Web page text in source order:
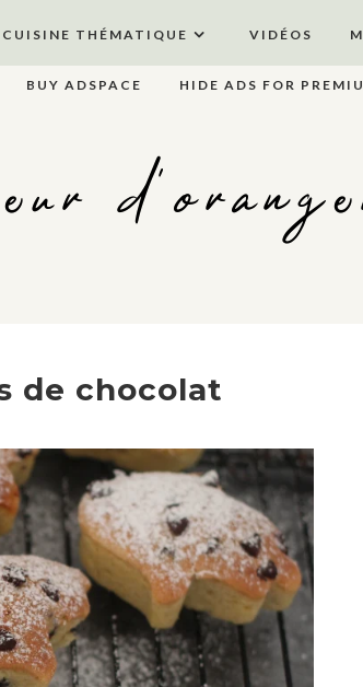
CUISINE THÉMATIQUE VIDÉOS
BUY ADSPACE HIDE ADS FOR
de chocolat